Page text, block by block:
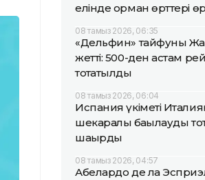
елінде орман өрттері
08 тамыз 2026, 06:35
«Дельфин» тайфуны
жетті: 500-ден астам
тоқтатылды
08 тамыз 2026, 06:04
Испания үкіметі
шекаралық бақылауды
шақырды
08 тамыз 2026, 04:57
Абелардо де ла